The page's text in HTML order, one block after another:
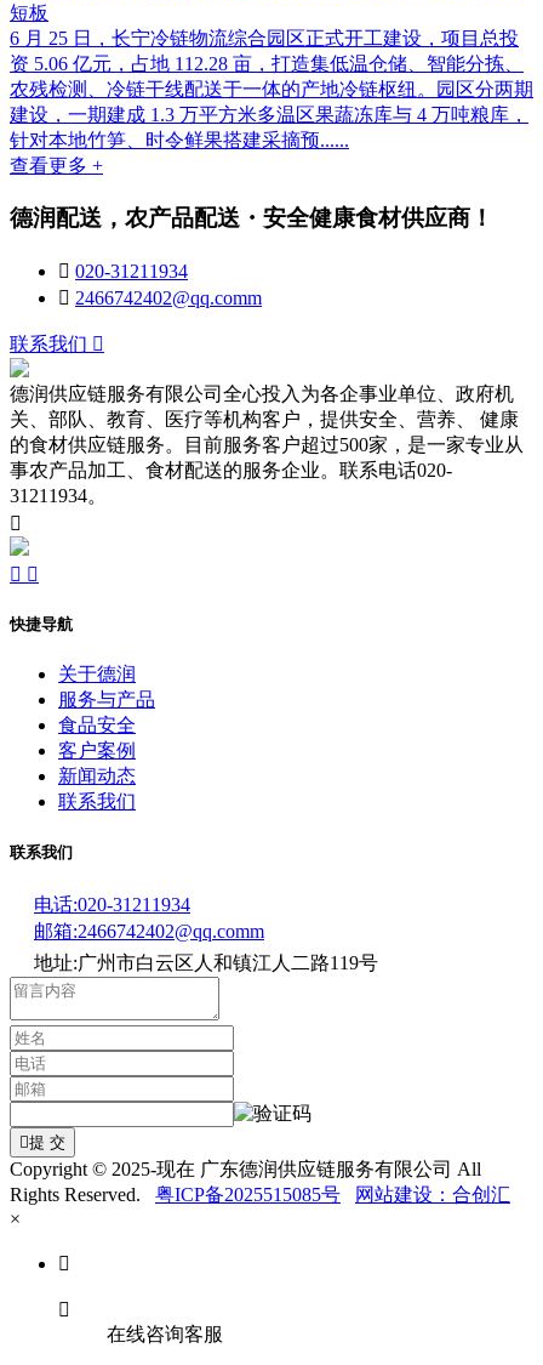
短板
6 月 25 日，长宁冷链物流综合园区正式开工建设，项目总投
资 5.06 亿元，占地 112.28 亩，打造集低温仓储、智能分拣、
农残检测、冷链干线配送于一体的产地冷链枢纽。园区分两期
建设，一期建成 1.3 万平方米多温区果蔬冻库与 4 万吨粮库，
针对本地竹笋、时令鲜果搭建采摘预......
查看更多 +
德润配送，农产品配送・安全健康食材供应商！
 020-31211934
 2466742402@qq.comm
联系我们 
德润供应链服务有限公司全心投入为各企事业单位、政府机
关、部队、教育、医疗等机构客户，提供安全、营养、 健康
的食材供应链服务。目前服务客户超过500家，是一家专业从
事农产品加工、食材配送的服务企业。联系电话020-
31211934。

 
快捷导航
关于德润
服务与产品
食品安全
客户案例
新闻动态
联系我们
联系我们
电话:020-31211934
邮箱:2466742402@qq.comm
地址:广州市白云区人和镇江人二路119号
提 交
Copyright © 2025-现在 广东德润供应链服务有限公司 All
Rights Reserved.
粤ICP备2025515085号
网站建设：合创汇
×


在线咨询客服